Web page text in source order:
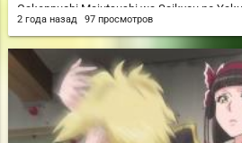
Gakeppuchi Majutsushi wa Saikyou no
Tsukisusumu
2 года назад 97 просмотров